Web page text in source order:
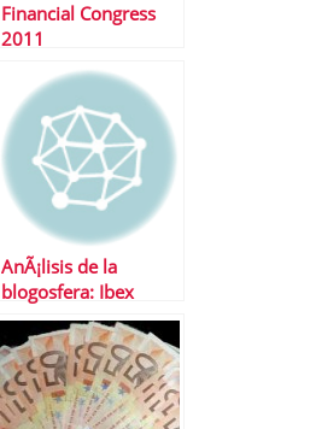
Financial Congress
2011
AnÃ¡lisis de la
blogosfera: Ibex